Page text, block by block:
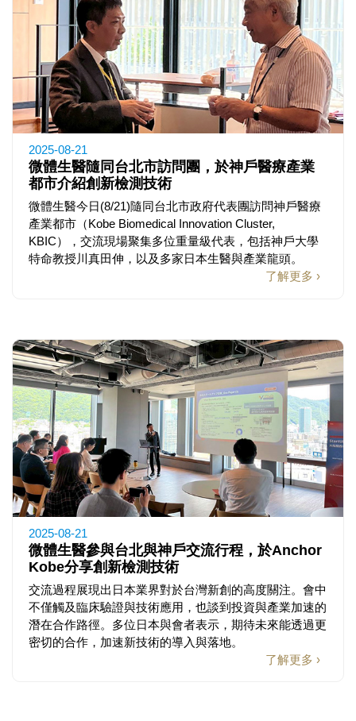
2025-08-21
微體生醫隨同台北市訪問團，於神戶醫療產業
都市介紹創新檢測技術
微體生醫今日(8/21)隨同台北市政府代表團訪問神戶醫療
產業都市（Kobe Biomedical Innovation Cluster,
KBIC），交流現場聚集多位重量級代表，包括神戶大學
特命教授川真田伸，以及多家日本生醫與產業龍頭。
了解更多 ›
2025-08-21
微體生醫參與台北與神戶交流行程，於Anchor
Kobe分享創新檢測技術
交流過程展現出日本業界對於台灣新創的高度關注。會中
不僅觸及臨床驗證與技術應用，也談到投資與產業加速的
潛在合作路徑。多位日本與會者表示，期待未來能透過更
密切的合作，加速新技術的導入與落地。
了解更多 ›